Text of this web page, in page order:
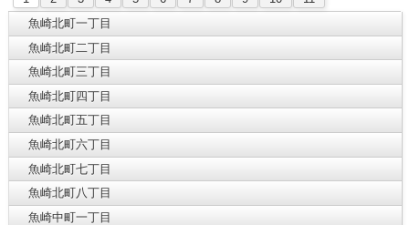
魚崎北町一丁目
魚崎北町二丁目
魚崎北町三丁目
魚崎北町四丁目
魚崎北町五丁目
魚崎北町六丁目
魚崎北町七丁目
魚崎北町八丁目
魚崎中町一丁目